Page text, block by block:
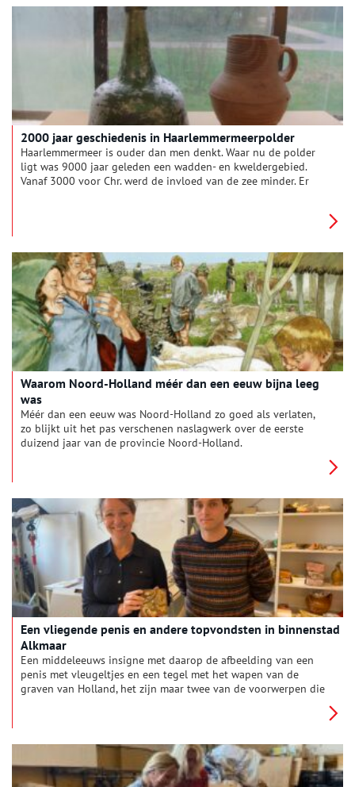
damast in historische bronnen én enkele overgebleven
2000 jaar geschiedenis in Haarlemmermeerpolder
Haarlemmermeer is ouder dan men denkt. Waar nu de polder
ligt was 9000 jaar geleden een wadden- en kweldergebied.
Vanaf 3000 voor Chr. werd de invloed van de zee minder. Er
Haarlemmermeer.
Waarom Noord-Holland méér dan een eeuw bijna leeg
was
Méér dan een eeuw was Noord-Holland zo goed als verlaten,
zo blijkt uit het pas verschenen naslagwerk over de eerste
duizend jaar van de provincie Noord-Holland.
Een vliegende penis en andere topvondsten in binnenstad
Alkmaar
Een middeleeuws insigne met daarop de afbeelding van een
penis met vleugeltjes en een tegel met het wapen van de
graven van Holland, het zijn maar twee van de voorwerpen die